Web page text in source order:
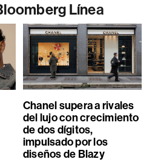
Línea
Chanel supera a rivales
del lujo con crecimiento
de dos dígitos,
impulsado por los
diseños de Blazy